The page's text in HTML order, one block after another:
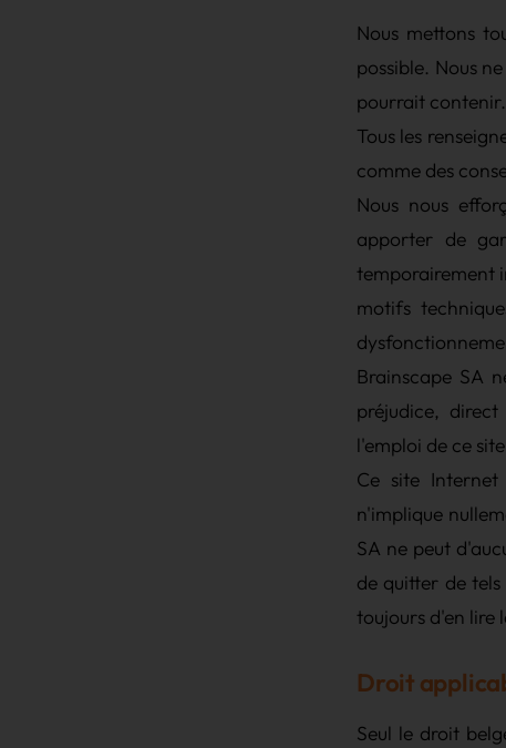
Nous mettons
possible. Nous
pourrait
Tous les
comme des
Nous nous
apporter de
temporairement
motifs
Brainscape SA
préjudice,
l'emploi de ce
Ce site Internet
n'implique
SA ne peut
de quitter de
toujours d'en lire
Droit
Seul le droit